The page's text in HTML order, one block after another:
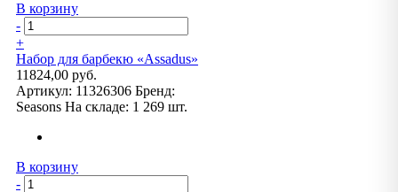
В корзину
-
+
Набор для барбекю «Assadus»
11824,00 руб.
Артикул: 11326306 Бренд:
Seasons На складе: 1 269 шт.
В корзину
-